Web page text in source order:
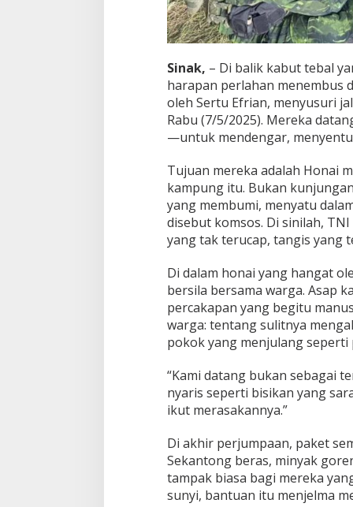
e
m
a
u
s
i
a
n
Sinak, – Di balik kabut tebal
harapan perlahan menembus
oleh Sertu Efrian, menyusuri
Rabu (7/5/2025). Mereka
—untuk mendengar,
Tujuan mereka adalah Honai
kampung itu. Bukan
yang membumi, menyatu
disebut komsos. Di sinilah,
yang tak terucap, tangis yang
Di dalam honai yang hangat
bersila bersama warga. Asap
percakapan yang begitu
warga: tentang sulitnya
pokok yang menjulang
“Kami datang bukan sebagai
nyaris seperti bisikan yang
ikut merasakannya.”
Di akhir perjumpaan, paket
Sekantong beras, minyak
tampak biasa bagi mereka
sunyi, bantuan itu menjelma